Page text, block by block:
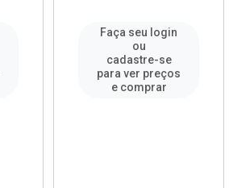
Faça seu login
ou
cadastre-se
para ver preços
e comprar